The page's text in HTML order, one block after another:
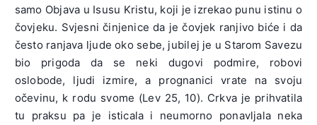
samo Objava u Isusu Kristu, koji je izrekao punu istinu o
čovjeku. Svjesni činjenice da je čovjek ranjivo biće i da
često ranjava ljude oko sebe, jubilej je u Starom Savezu
bio prigoda da se neki dugovi podmire, robovi
oslobode, ljudi izmire, a prognanici vrate na svoju
očevinu, k rodu svome (Lev 25, 10). Crkva je prihvatila
tu praksu pa je isticala i neumorno ponavljala neka